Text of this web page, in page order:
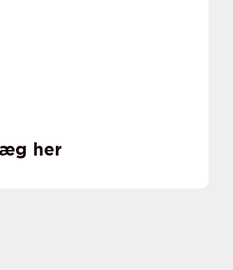
her